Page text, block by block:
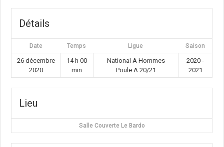
Détails
Date Temps Ligue Saison
26 décembre
2020
14 h 00
min
National A Hommes
Poule A 20/21
2020 -
2021
Lieu
Salle Couverte Le Bardo